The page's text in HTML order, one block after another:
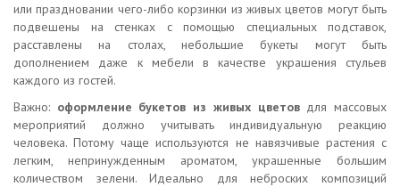
или праздновании чего-либо корзинки из живых цветов могут быть
подвешены на стенках с помощью специальных подставок,
расставлены на столах, небольшие букеты могут быть
дополнением даже к мебели в качестве украшения стульев
каждого из гостей.
Важно: оформление букетов из живых цветовдля массовых
мероприятий должно учитывать индивидуальную реакцию
человека. Потому чаще используются не навязчивые растения с
легким, непринужденным ароматом, украшенные большим
количеством зелени. Идеально для неброских композиций